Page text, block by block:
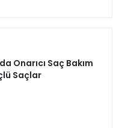
Onarıcı Saç Bakım
Saçlar